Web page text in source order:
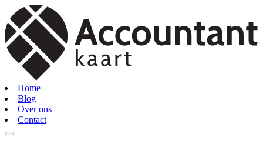
Home
Blog
Over ons
Contact